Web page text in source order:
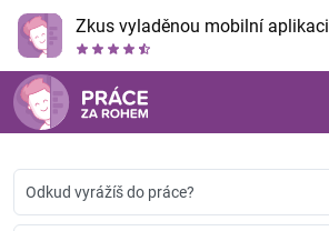
Zkus vyladěnou mobilní aplikaci
Odkud vyrážíš do práce?